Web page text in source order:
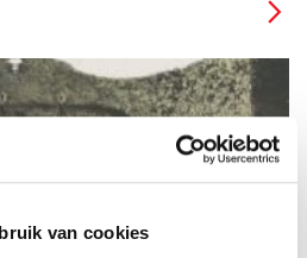
van cookies
was.